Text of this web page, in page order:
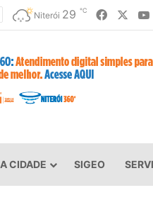
Niterói 29 ℃ Facebook
A CIDADE SIGEO